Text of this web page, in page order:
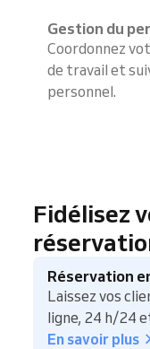
Gestion du
Coordonnez
de travail et
personnel.
Fidélisez
Réservation
Laissez vos
ligne, 24 h/24
En savoir plus